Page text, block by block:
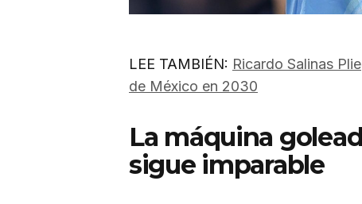
LEE TAMBIÉN: Ricardo Salinas
de México en 2030
La máquina
sigue imparable